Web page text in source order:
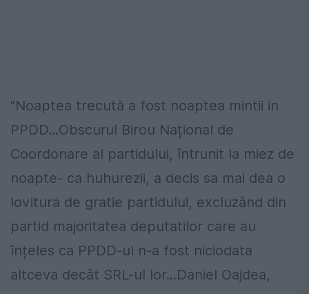
"Noaptea trecută a fost noaptea mintii in
PPDD...Obscurul Birou Național de
Coordonare al partidului, întrunit la miez de
noapte- ca huhurezii, a decis sa mai dea o
lovitura de gratie partidului, excluzând din
partid majoritatea deputatilor care au
înțeles ca PPDD-ul n-a fost niciodata
altceva decât SRL-ul lor...Daniel Oajdea,